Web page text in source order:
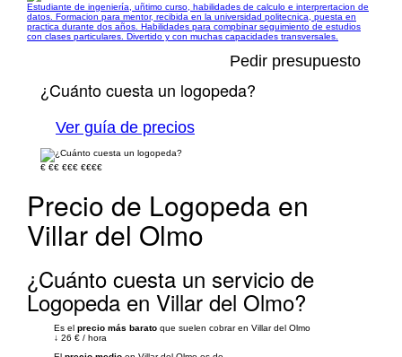
Estudiante de ingeniería, uñtimo curso, habilidades de calculo e interprertacion de
datos. Formacion para mentor, recibida en la universidad politecnica, puesta en
practica durante dos años. Habilidades para compbinar seguimiento de estudios
con clases particulares. Divertido y con muchas capacidades transversales.
Pedir presupuesto
¿Cuánto cuesta un logopeda?
Ver guía de precios
€ €€ €€€ €€€€
Precio de Logopeda en
Villar del Olmo
¿Cuánto cuesta un servicio de
Logopeda en Villar del Olmo?
Es el precio más barato que suelen cobrar en Villar del Olmo
↓ 26 € / hora